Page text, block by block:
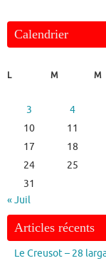
Calendrier
L
M M
3
4
10
11
17
18
24
25
31
« Juil
Articles récents
Le Creusot – 28